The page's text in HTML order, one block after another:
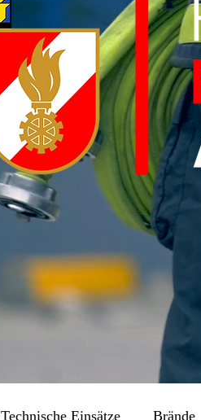
Technische Einsätze Brände